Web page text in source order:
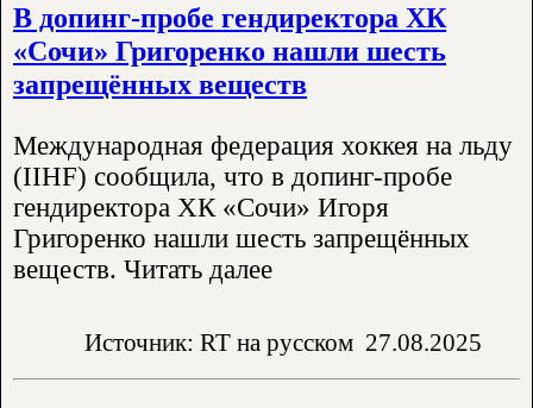
В допинг-пробе гендиректора ХК
«Сочи» Григоренко нашли шесть
запрещённых веществ
Международная федерация хоккея на льду
(IIHF) сообщила, что в допинг-пробе
гендиректора ХК «Сочи» Игоря
Григоренко нашли шесть запрещённых
веществ. Читать далее
Источник: RT на русском 27.08.2025